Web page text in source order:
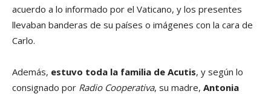
acuerdo a lo informado por el Vaticano, y los presentes
llevaban banderas de su países o imágenes con la cara de
Carlo.
Además, estuvo toda la familia de Acutis, y según lo
consignado por Radio Cooperativa, su madre, Antonia